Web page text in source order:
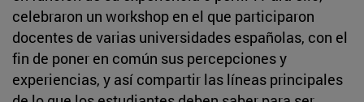
celebraron un workshop en el que participaron
docentes de varias universidades españolas, con el
fin de poner en común sus percepciones y
experiencias, y así compartir las líneas principales